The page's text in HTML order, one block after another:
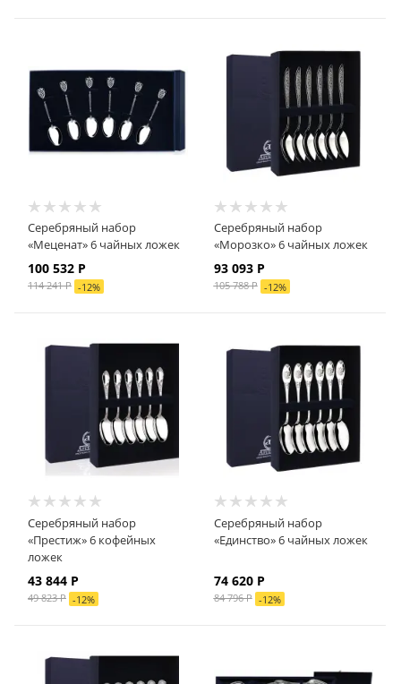
Серебряный набор
«Меценат» 6 чайных ложек
100 532 Р
114 241Р -12%
Серебряный набор
«Морозко» 6 чайных ложек
93 093Р
105 788Р -12%
Серебряный набор
«Престиж» 6 кофейных
ложек
43 844 Р
49 823Р -12%
Серебряный набор
«Единство» 6 чайных ложек
74 620Р
84 796Р -12%